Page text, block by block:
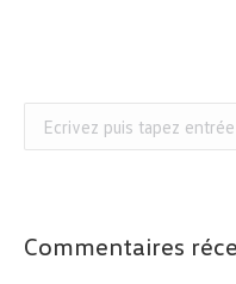
Recherche
:
Commentaires